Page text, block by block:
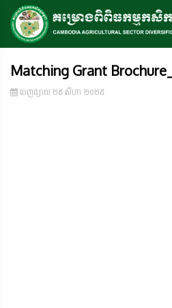
Matching Grant
ចេញ​ផ្សាយ​ ២៥ សីហា ២០២៥